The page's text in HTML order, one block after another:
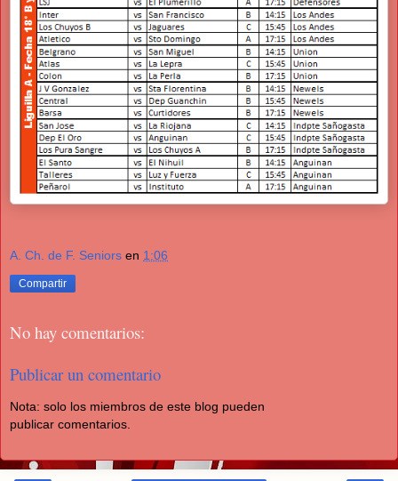
A. Ch. de F. Seniors en 1:06
Compartir
No hay comentarios:
Publicar un comentario
Nota: solo los miembros de este blog pueden
publicar comentarios.